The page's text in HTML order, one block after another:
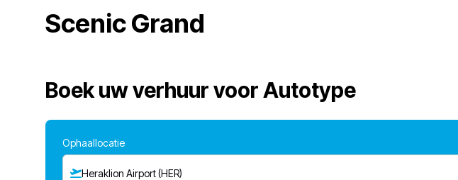
Scenic Grand
Boek uw verhuur voorAutotype
Ophaallocatie
Heraklion Airport (HER)